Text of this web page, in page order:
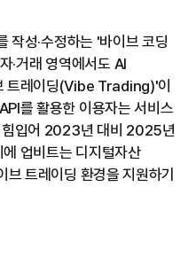
작성·수정하는 '바이브 코딩
거래 영역에서도 AI
트레이딩(Vibe Trading)'이
를 활용한 이용자는 서비스
힘입어 2023년 대비 2025년
업비트는 디지털자산
트레이딩 환경을 지원하기